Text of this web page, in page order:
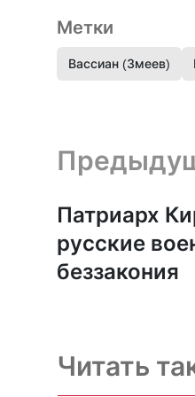
Метки
Вассиан (Змеев)
Предыдущая
Патриарх
русские
беззакония
Читать